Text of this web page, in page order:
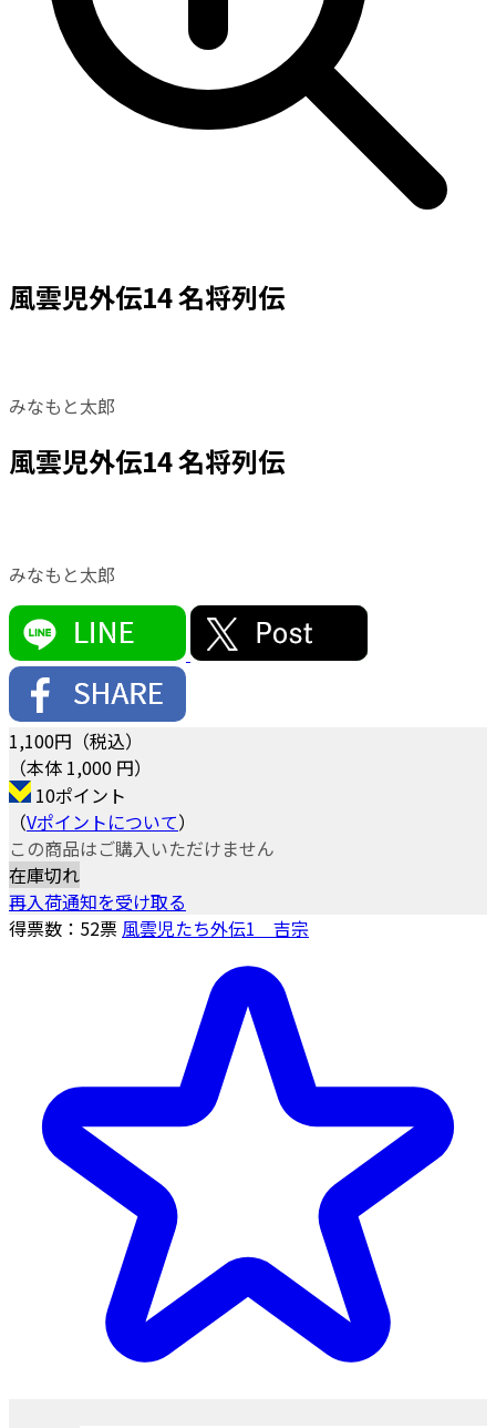
風雲児外伝14 名将列伝
みなもと太郎
風雲児外伝14 名将列伝
みなもと太郎
1,100円（税込）
（本体 1,000 円）
10ポイント
（Vポイントについて）
この商品はご購入いただけません
在庫切れ
再入荷通知を受け取る
得票数： 52票 風雲児たち外伝1 吉宗